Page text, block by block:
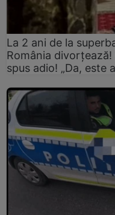
La 2 ani de la
România
spus adio! „Da, este